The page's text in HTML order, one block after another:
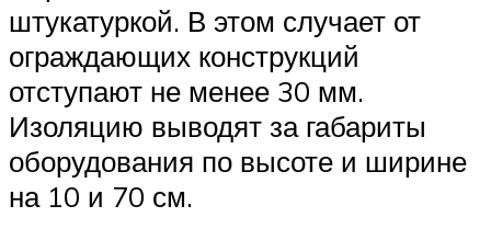
штукатуркой. В этом случает от
ограждающих конструкций
отступают не менее 30 мм.
Изоляцию выводят за габариты
оборудования по высоте и ширине
на 10 и 70 см.